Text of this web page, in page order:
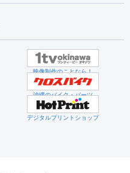
映像制作のことなら！
沖縄のバイク・パーツ
デジタルプリントショップ